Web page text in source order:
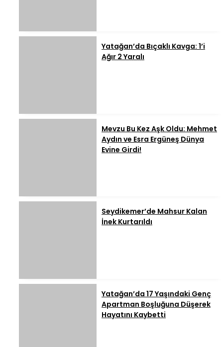
Yatağan’da Bıçaklı Kavga: 1’i
Ağır 2 Yaralı
Mevzu Bu Kez Aşk Oldu: Mehmet
Aydın ve Esra Ergüneş Dünya
Evine Girdi!
Seydikemer’de Mahsur Kalan
İnek Kurtarıldı
Yatağan’da 17 Yaşındaki Genç
Apartman Boşluğuna Düşerek
Hayatını Kaybetti